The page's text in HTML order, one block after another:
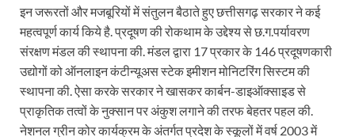
इन जरूरतों और मजबूरियों में संतुलन बैठाते हुए छत्तीसगढ़ सरकार ने कई
महत्वपूर्ण कार्य किये है. प्रदूषण की रोकथाम के उद्देश्य से छ.ग.पर्यावरण
संरक्षण मंडल की स्थापना की. मंडल द्वारा 17 प्रकार के 146 प्रदूषणकारी
उद्योगों को ऑनलाइन कंटीन्यूअस स्टेक इमीशन मोनिटरिंग सिस्टम की
स्थापना की. ऐसा करके सरकार ने खासकर कार्बन-डाइऑक्साइड से
प्राकृतिक तत्वों के नुक्सान पर अंकुश लगाने की तरफ बेहतर पहल की.
नेशनल ग्रीन कोर कार्यक्रम के अंतर्गत प्रदेश के स्कूलों में वर्ष 2003 में